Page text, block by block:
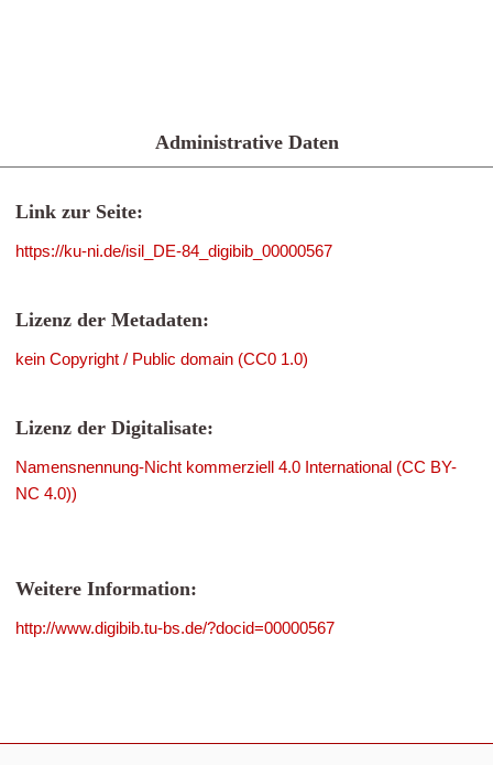
Administrative Daten
Link zur Seite:
https://ku-ni.de/isil_DE-84_digibib_00000567
Lizenz der Metadaten:
kein Copyright / Public domain (CC0 1.0)
Lizenz der Digitalisate:
Namensnennung-Nicht kommerziell 4.0 International (CC BY-
NC 4.0))
Weitere Information:
http://www.digibib.tu-bs.de/?docid=00000567